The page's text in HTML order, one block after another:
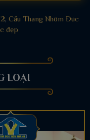
, Cầu Thang Nhôm Đúc
đẹp
LOẠI